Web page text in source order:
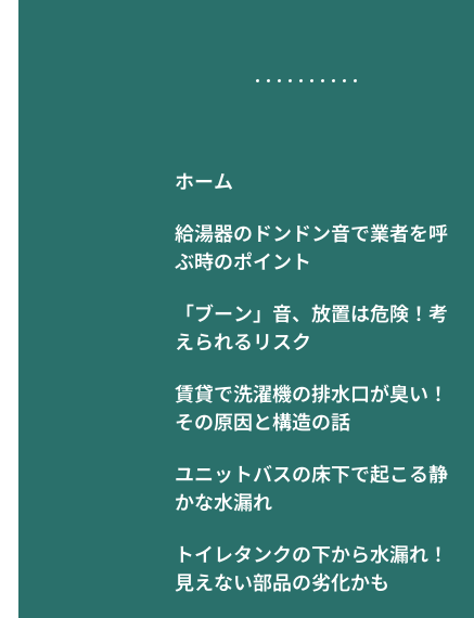
ホーム
給湯器のドンドン音で業者を呼
ぶ時のポイント
「ブーン」音、放置は危険！考
えられるリスク
賃貸で洗濯機の排水口が臭い！
その原因と構造の話
ユニットバスの床下で起こる静
かな水漏れ
トイレタンクの下から水漏れ！
見えない部品の劣化かも